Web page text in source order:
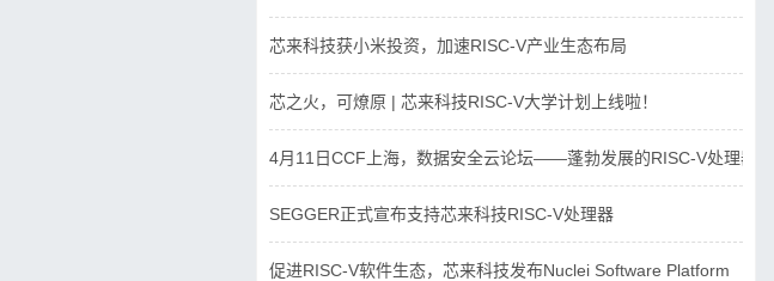
芯来科技获小米投资，加速RISC-V产业生态布局
芯之火，可燎原 | 芯来科技RISC-V大学计划上线啦！
4月11日CCF上海，数据安全云论坛——蓬勃发展的RISC-V处理器
SEGGER正式宣布支持芯来科技RISC-V处理器
促进RISC-V软件生态，芯来科技发布Nuclei Software Platform